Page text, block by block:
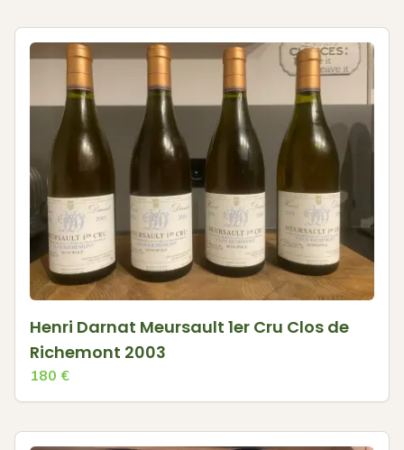
Henri Darnat Meursault 1er Cru Clos de
Richemont 2003
180 €